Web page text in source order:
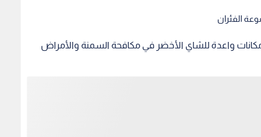
الفئران
واعدة للشاي الأخضر في مكافحة السمنة والأمراض